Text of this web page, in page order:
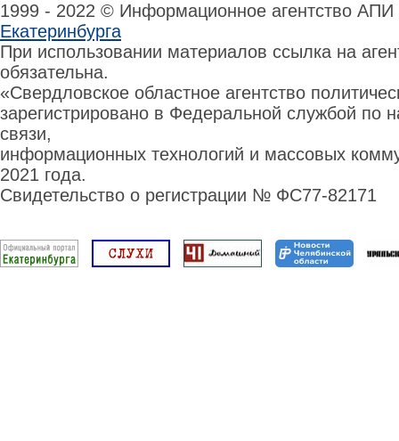
1999 - 2022 © Информационное агентство
Екатеринбурга
При использовании материалов ссылка на
обязательна.
«Свердловское областное агентство
зарегистрировано в Федеральной службой по
связи,
информационных технологий и массовых
2021 года.
Свидетельство о регистрации № ФС77-82171